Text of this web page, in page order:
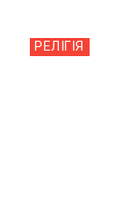
РЕЛІГІЯ